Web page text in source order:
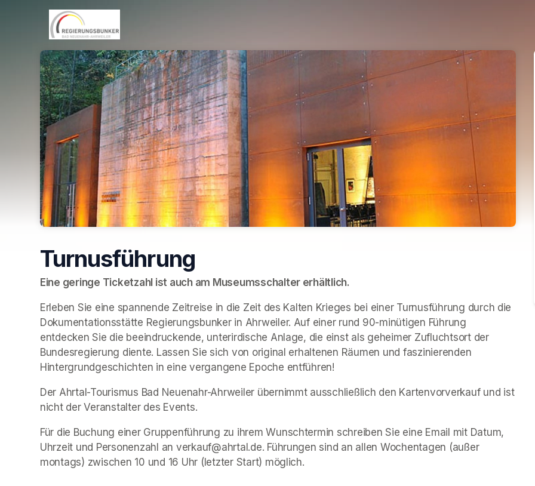
Skip header
Turnusführung
Eine geringe Ticketzahl ist auch am Museumsschalter erhältlich.
Erleben Sie eine spannende Zeitreise in die Zeit des Kalten Krieges bei einer Turnusführung durch die
Dokumentationsstätte Regierungsbunker in Ahrweiler. Auf einer rund 90-minütigen Führung
entdecken Sie die beeindruckende, unterirdische Anlage, die einst als geheimer Zufluchtsort der
Bundesregierung diente. Lassen Sie sich von original erhaltenen Räumen und faszinierenden
Hintergrundgeschichten in eine vergangene Epoche entführen!
Der Ahrtal-Tourismus Bad Neuenahr-Ahrweiler übernimmt ausschließlich den Kartenvorverkauf und ist
nicht der Veranstalter des Events.
Für die Buchung einer Gruppenführung zu ihrem Wunschtermin schreiben Sie eine Email mit Datum,
Uhrzeit und Personenzahl an verkauf@ahrtal.de. Führungen sind an allen Wochentagen (außer
montags) zwischen 10 und 16 Uhr (letzter Start) möglich.